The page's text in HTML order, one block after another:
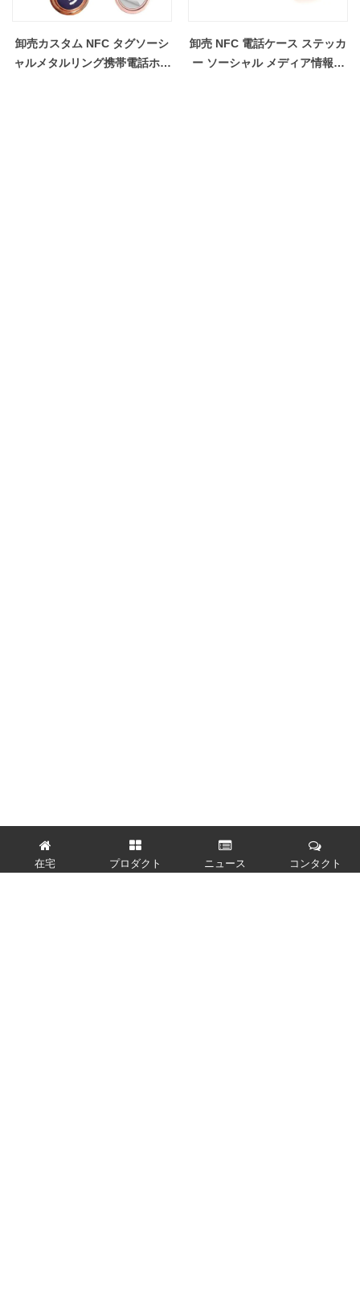
卸売カスタム NFC タグソーシ
ャルメタルリング携帯電話ホル
卸売 NFC 電話ケース ステッカ
ー ソーシャル メディア情報を
在宅 プロダクト ニュース コンタクト